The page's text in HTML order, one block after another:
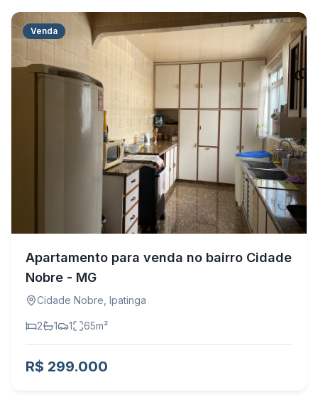
Venda
Apartamento para venda no bairro Cidade
Nobre - MG
Cidade Nobre, Ipatinga
2 1 1 65m²
R$ 299.000